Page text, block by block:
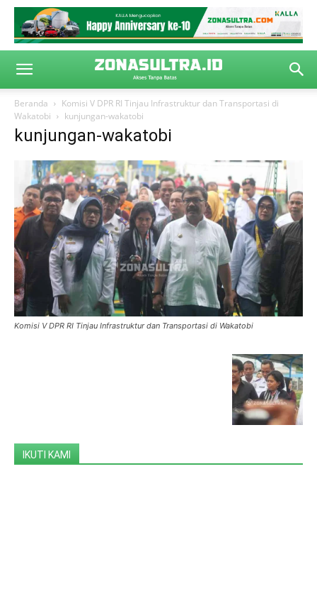
Beranda
Komisi V DPR RI Tinjau Infrastruktur dan Transportasi di
Wakatobi
kunjungan-wakatobi
kunjungan-wakatobi
Komisi V DPR RI Tinjau Infrastruktur dan Transportasi di Wakatobi
IKUTI KAMI